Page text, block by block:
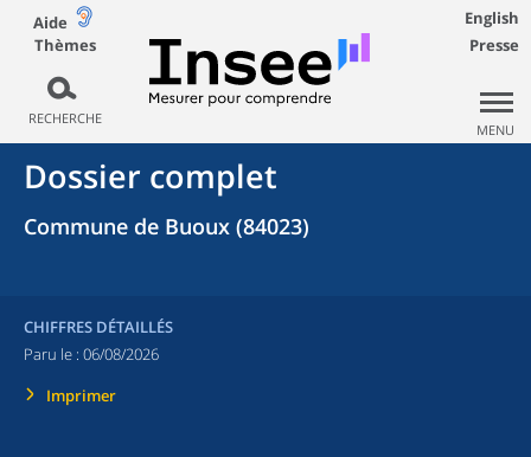
Aide
Thèmes
RECHERCHE
English
Presse
MENU
Dossier complet
Commune de Buoux (84023)
CHIFFRES DÉTAILLÉS
Paru le : 06/08/2026
Imprimer